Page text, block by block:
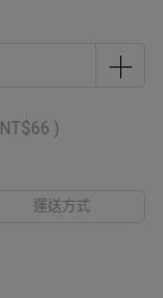
NT$66 )
運送方式